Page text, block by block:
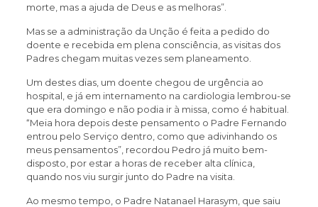
morte, mas a ajuda de Deus e as melhoras”.
Mas se a administração da Unção é feita a pedido do
doente e recebida em plena consciência, as visitas dos
Padres chegam muitas vezes sem planeamento.
Um destes dias, um doente chegou de urgência ao
hospital, e já em internamento na cardiologia lembrou-se
que era domingo e não podia ir à missa, como é habitual.
“Meia hora depois deste pensamento o Padre Fernando
entrou pelo Serviço dentro, como que adivinhando os
meus pensamentos”, recordou Pedro já muito bem-
disposto, por estar a horas de receber alta clínica,
quando nos viu surgir junto do Padre na visita.
Ao mesmo tempo, o Padre Natanael Harasym, que saiu